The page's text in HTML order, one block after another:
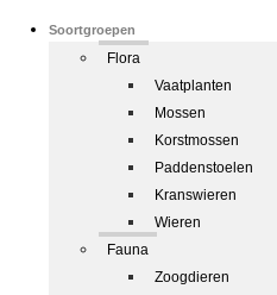
Soortgroepen
Flora
Vaatplanten
Mossen
Korstmossen
Paddenstoelen
Kranswieren
Wieren
Fauna
Zoogdieren